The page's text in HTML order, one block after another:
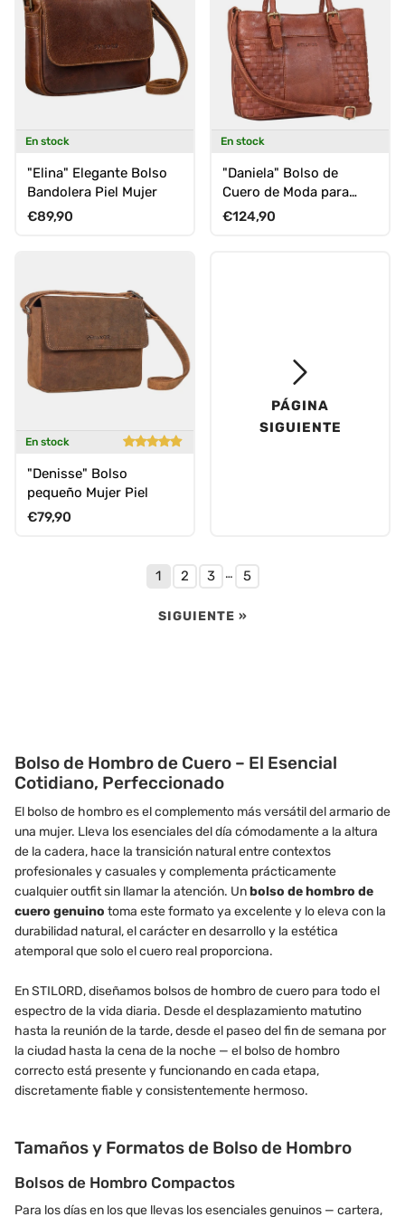
En stock
"Elina" Elegante Bolso
Bandolera Piel Mujer
Precio normal
€89,90
En stock
"Daniela" Bolso de
Cuero de Moda para
Mujeres con Diseño
Precio normal
€124,90
En stock
"Denisse" Bolso
pequeño Mujer Piel
Precio normal
€79,90
PÁGINA
SIGUIENTE
1 2 3 … 5
SIGUIENTE »
Bolso de Hombro de Cuero – El Esencial
Cotidiano, Perfeccionado
El bolso de hombro es el complemento más versátil del armario de
una mujer. Lleva los esenciales del día cómodamente a la altura
de la cadera, hace la transición natural entre contextos
profesionales y casuales y complementa prácticamente
cualquier outfit sin llamar la atención. Unbolso de hombro de
cuero genuino toma este formato ya excelente y lo eleva con la
durabilidad natural, el carácter en desarrollo y la estética
atemporal que solo el cuero real proporciona.
En STILORD, diseñamos bolsos de hombro de cuero para todo el
espectro de la vida diaria. Desde el desplazamiento matutino
hasta la reunión de la tarde, desde el paseo del fin de semana por
la ciudad hasta la cena de la noche — el bolso de hombro
correcto está presente y funcionando en cada etapa,
discretamente fiable y consistentemente hermoso.
Tamaños y Formatos de Bolso de Hombro
Bolsos de Hombro Compactos
Para los días en los que llevas los esenciales genuinos — cartera,